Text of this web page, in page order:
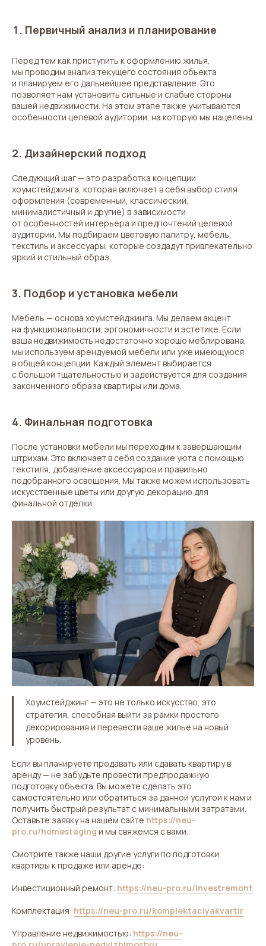
Первичный анализ и планирование
Перед тем как приступить к оформлению жилья,
мы проводим анализ текущего состояния объекта
и планируем его дальнейшее представление. Это
позволяет нам установить сильные и слабые стороны
вашей недвижимости. На этом этапе также учитываются
особенности целевой аудитории, на которую мы нацелены.
2. Дизайнерский подход
Следующий шаг — это разработка концепции
хоумстейджинга, которая включает в себя выбор стиля
оформления (современный, классический,
минималистичный и другие) в зависимости
от особенностей интерьера и предпочтений целевой
аудитории. Мы подбираем цветовую палитру, мебель,
текстиль и аксессуары, которые создадут привлекательно
яркий и стильный образ.
3. Подбор и установка мебели
Мебель — основа хоумстейджинга. Мы делаем акцент
на функциональности, эргономичности и эстетике. Если
ваша недвижимость недостаточно хорошо меблирована,
мы используем арендуемой мебели или уже имеющуюся
в общей концепции. Каждый элемент выбирается
с большой тщательностью и задействуется для создания
законченного образа квартиры или дома.
4. Финальная подготовка
После установки мебели мы переходим к завершающим
штрихам. Это включает в себя создание уюта с помощью
текстиля, добавление аксессуаров и правильно
подобранного освещения. Мы также можем использовать
искусственные цветы или другую декорацию для
финальной отделки.
Хоумстейджинг — это не только искусство, это
стратегия, способная выйти за рамки простого
декорирования и перевести ваше жилье на новый
уровень.
Если вы планируете продавать или сдавать квартиру в
аренду — не забудьте провести предпродажную
подготовку объекта. Вы можете сделать это
самостоятельно или обратиться за данной услугой к нам и
получить быстрый результат с минимальными затратами.
Оставьте заявку на нашем сайте https://neu-
pro.ru/homestaging и мы свяжемся с вами.
Смотрите также наши другие услуги по подготовки
квартиры к продаже или аренде:
Инвестиционный ремонт: https://neu-pro.ru/investremont
Комплектация: https://neu-pro.ru/komplektaciyakvartir
Управление недвижимостью: https://neu-